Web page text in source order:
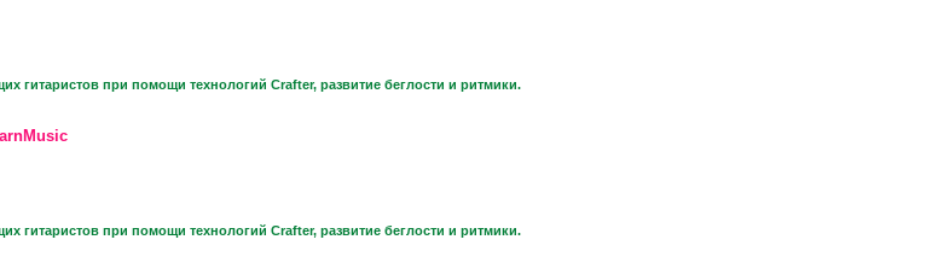
гитаристов при помощи технологий Crafter, развитие беглости и ритмики.
гитаристов при помощи технологий Crafter, развитие беглости и ритмики.